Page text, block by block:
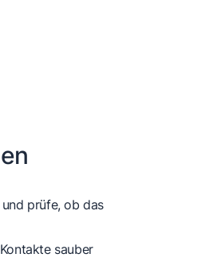
prüfe, ob das
sauber